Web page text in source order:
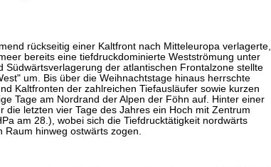
rückseitig einer Kaltfront nach Mitteleuropa verlagerte,
bereits eine tiefdruckdominierte Westströmung unter
der atlantischen Frontalzone stellte
um. Bis über die Weihnachtstage hinaus herrschte
Kaltfronten der zahlreichen Tiefausläufer sowie kurzen
Tage am Nordrand der Alpen der Föhn auf. Hinter einer
letzten vier Tage des Jahres ein Hoch mit Zentrum
am 28.), wobei sich die Tiefdrucktätigkeit nordwärts
hinweg ostwärts zogen.